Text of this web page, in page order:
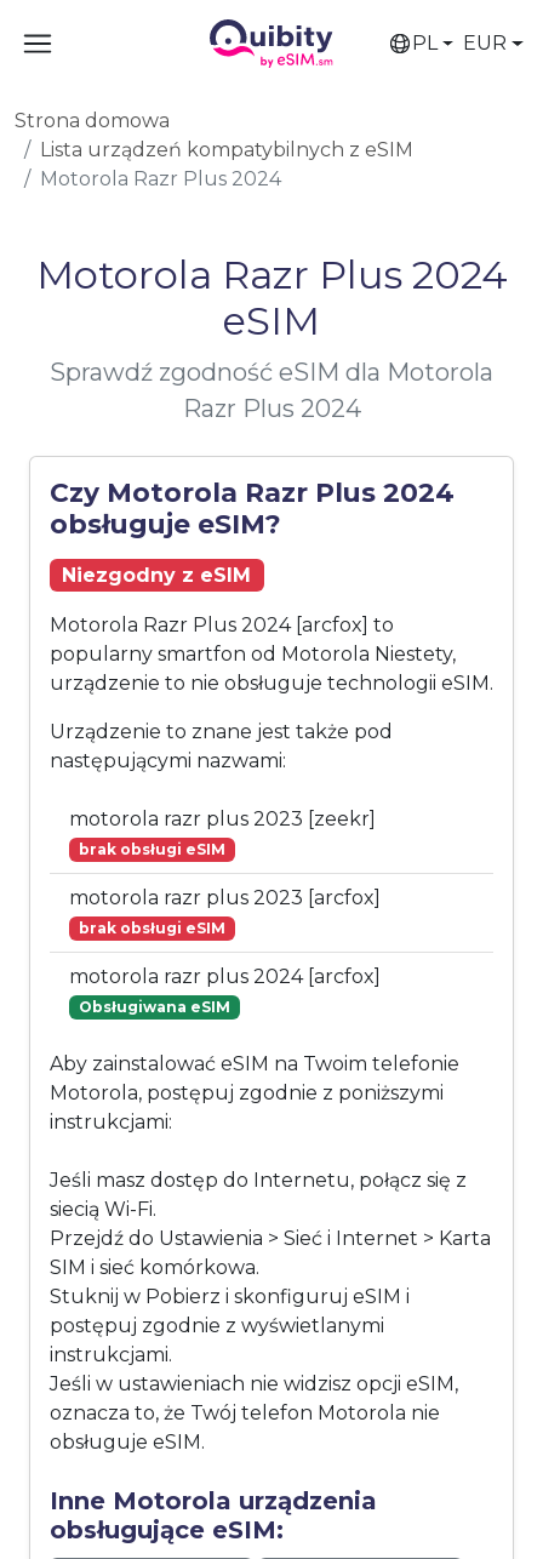
PL EUR
Strona domowa
Lista urządzeń kompatybilnych z eSIM
Motorola Razr Plus 2024
Motorola Razr Plus 2024
eSIM
Sprawdź zgodność eSIM dla Motorola
Razr Plus 2024
Czy Motorola Razr Plus 2024
obsługuje eSIM?
Niezgodny z eSIM
Motorola Razr Plus 2024 [arcfox] to
popularny smartfon od Motorola Niestety,
urządzenie to nie obsługuje technologii eSIM.
Urządzenie to znane jest także pod
następującymi nazwami:
motorola razr plus 2023 [zeekr]
brak obsługi eSIM
motorola razr plus 2023 [arcfox]
brak obsługi eSIM
motorola razr plus 2024 [arcfox]
Obsługiwana eSIM
Aby zainstalować eSIM na Twoim telefonie
Motorola, postępuj zgodnie z poniższymi
instrukcjami:
Jeśli masz dostęp do Internetu, połącz się z
siecią Wi-Fi.
Przejdź do Ustawienia > Sieć i Internet > Karta
SIM i sieć komórkowa.
Stuknij w Pobierz i skonfiguruj eSIM i
postępuj zgodnie z wyświetlanymi
instrukcjami.
Jeśli w ustawieniach nie widzisz opcji eSIM,
oznacza to, że Twój telefon Motorola nie
obsługuje eSIM.
Inne Motorola urządzenia
obsługujące eSIM: